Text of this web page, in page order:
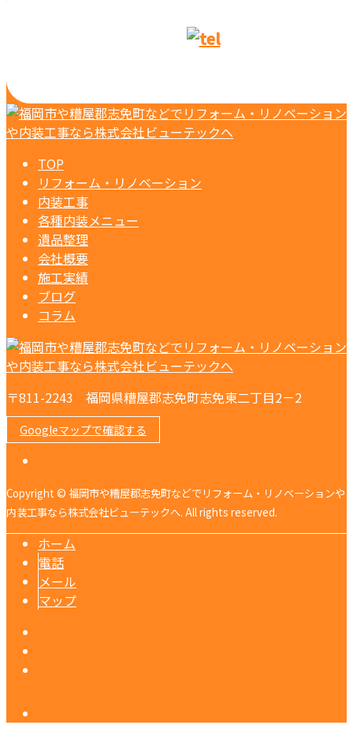
TOP
リフォーム・リノベーション
内装工事
各種内装メニュー
遺品整理
会社概要
施工実績
ブログ
コラム
〒811-2243 福岡県糟屋郡志免町志免東二丁目2－2
Googleマップで確認する
Copyright © 福岡市や糟屋郡志免町などでリフォーム・リノベーションや
内装工事なら株式会社ビューテックへ. All rights reserved.
ホーム
電話
メール
マップ